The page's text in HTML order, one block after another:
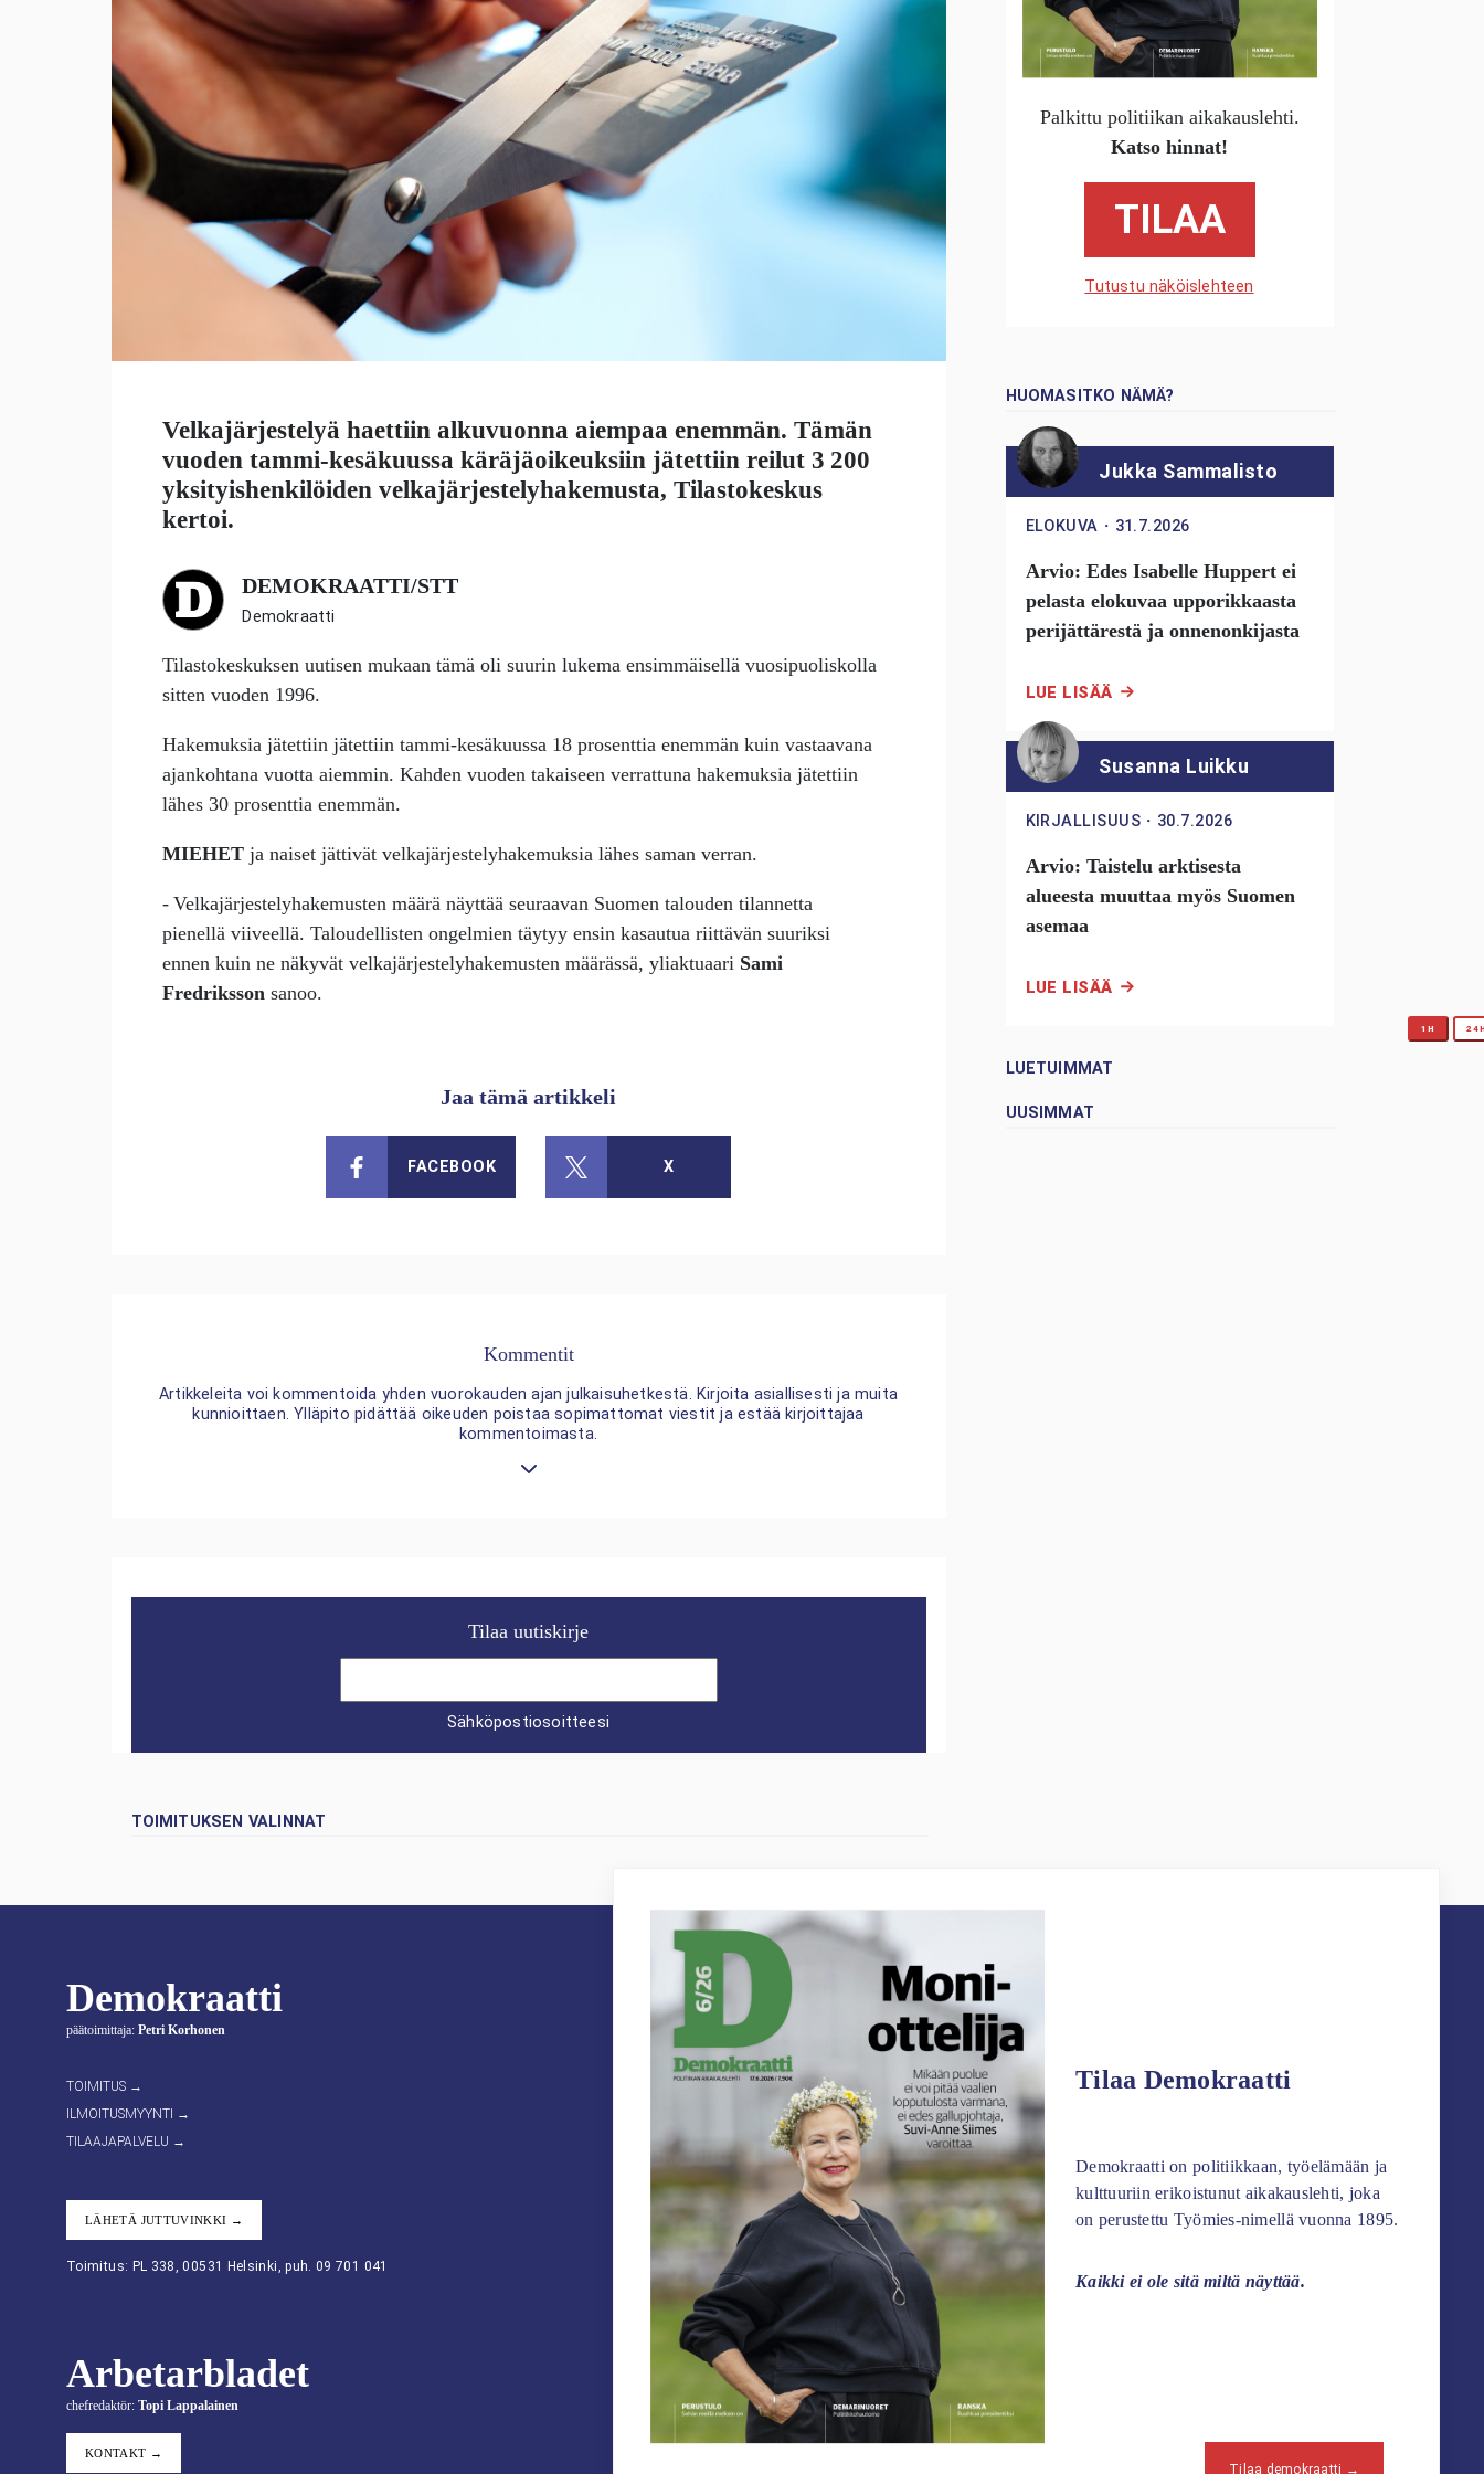
Velkajärjestelyä haettiin alkuvuonna aiempaa enemmän. Tämän
vuoden tammi-kesäkuussa käräjäoikeuksiin jätettiin reilut 3 200
yksityishenkilöiden velkajärjestelyhakemusta, Tilastokeskus
kertoi.
DEMOKRAATTI/STT
Demokraatti
Tilastokeskuksen uutisen mukaan tämä oli suurin lukema ensimmäisellä vuosipuoliskolla
sitten vuoden 1996.
Hakemuksia jätettiin jätettiin tammi-kesäkuussa 18 prosenttia enemmän kuin vastaavana
ajankohtana vuotta aiemmin. Kahden vuoden takaiseen verrattuna hakemuksia jätettiin
lähes 30 prosenttia enemmän.
MIEHET ja naiset jättivät velkajärjestelyhakemuksia lähes saman verran.
- Velkajärjestelyhakemusten määrä näyttää seuraavan Suomen talouden tilannetta
pienellä viiveellä. Taloudellisten ongelmien täytyy ensin kasautua riittävän suuriksi
ennen kuin ne näkyvät velkajärjestelyhakemusten määrässä, yliaktuaari Sami
Fredriksson sanoo.
Jaa tämä artikkeli
FACEBOOK X
Kommentit
Artikkeleita voi kommentoida yhden vuorokauden ajan julkaisuhetkestä. Kirjoita asiallisesti ja muita
kunnioittaen. Ylläpito pidättää oikeuden poistaa sopimattomat viestit ja estää kirjoittajaa
kommentoimasta.
Tilaa uutiskirje
Sähköpostiosoitteesi
TOIMITUKSEN VALINNAT
Palkittu politiikan aikakauslehti.
Katso hinnat!
TILAA
Tutustu näköislehteen
HUOMASITKO NÄMÄ?
Jukka Sammalisto
ELOKUVA ・ 31.7.2026
Arvio: Edes Isabelle Huppert ei
pelasta elokuvaa upporikkaasta
perijättärestä ja onnenonkijasta
LUE LISÄÄ
Susanna Luikku
KIRJALLISUUS ・ 30.7.2026
Arvio: Taistelu arktisesta
alueesta muuttaa myös Suomen
asemaa
LUE LISÄÄ
LUETUIMMAT
1H
UUSIMMAT
Demokraatti
päätoimittaja: Petri Korhonen
TOIMITUS →
ILMOITUSMYYNTI →
TILAAJAPALVELU →
LÄHETÄ JUTTUVINKKI →
Toimitus: PL 338, 00531 Helsinki, puh. 09 701 041
Arbetarbladet
chefredaktör: Topi Lappalainen
KONTAKT →
Tilaa Demokraatti
Demokraatti on politiikkaan, työelämään ja
kulttuuriin erikoistunut aikakauslehti, joka
on perustettu Työmies-nimellä vuonna 1895.
Kaikki ei ole sitä miltä näyttää.
Tilaa demokraatti →